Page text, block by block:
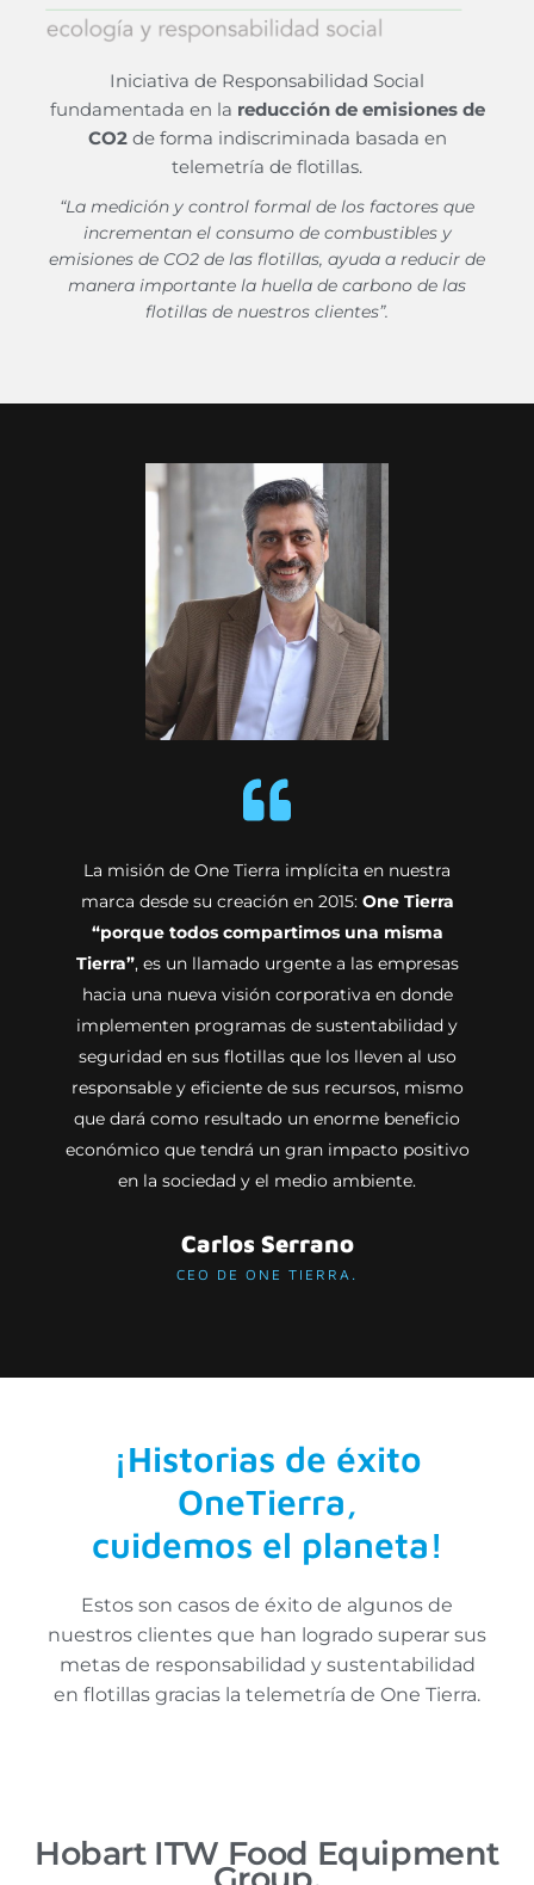
Iniciativa de Responsabilidad Social
fundamentada en la reducción de emisiones de
CO2de forma indiscriminada basada en
telemetría de flotillas.
“La medición y control formal de los factores que
incrementan el consumo de combustibles y
emisiones de CO2 de las flotillas, ayuda a reducir de
manera importante la huella de carbono de las
flotillas de nuestros clientes”.
La misión de One Tierra implícita en nuestra
marca desde su creación en 2015: One Tierra
“porque todos compartimos una misma
Tierra”, es un llamado urgente a las empresas
hacia una nueva visión corporativa en donde
implementen programas de sustentabilidad y
seguridad en sus flotillas que los lleven al uso
responsable y eficiente de sus recursos, mismo
que dará como resultado un enorme beneficio
económico que tendrá un gran impacto positivo
en la sociedad y el medio ambiente.
Carlos Serrano
CEO DE ONE TIERRA.
¡Historias de éxito
OneTierra,
cuidemos el planeta!
Estos son casos de éxito de algunos de
nuestros clientes que han logrado superar sus
metas de responsabilidad y sustentabilidad
en flotillas gracias la telemetría de One Tierra.
Hobart ITW Food Equipment